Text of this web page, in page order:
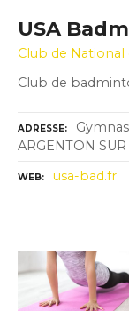
USA
Club de
Club de
ADRESSE
ARGENTON SUR
WEB usa-bad.fr